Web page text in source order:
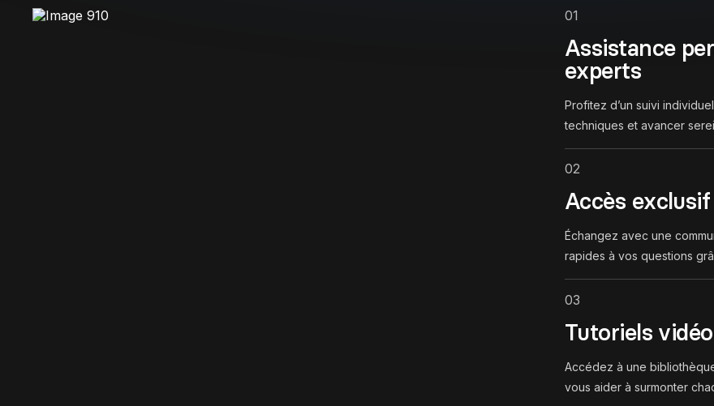
01
Assistance
experts
Profitez d’un suivi
techniques et avancer
02
Accès
Échangez avec une
rapides à vos questions
03
Tutoriels
Accédez à une
vous aider à surmonter